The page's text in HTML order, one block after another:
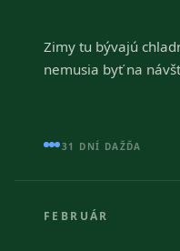
Zimy tu bývajú
nemusia byť na
31 DNÍ DAŽĎA
FEBRUÁR